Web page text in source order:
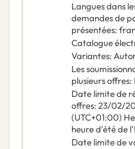
Langues dans
demandes de
présentées:
Catalogue
Variantes:
Les
plusieurs offres:
Date limite de
offres: 23/02/
(UTC+01:00)
heure d'été de
Date limite de